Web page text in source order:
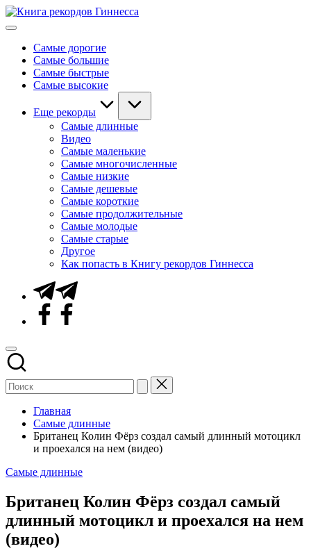
Перейти
к
Мировые
ГиннессаСамые дорогие
Самые большие
Самые быстрые
Самые высокие
Еще рекорды
Самые длинные
Видео
Самые маленькие
Самые многочисленные
Самые низкие
Самые дешевые
Самые короткие
Самые продолжительные
Самые молодые
Самые старые
Другое
Как попасть в Книгу рекордов Гиннесса
Telegram
Facebook
Главная
Самые длинные
Британец Колин Фёрз создал самый длинный мотоцикл
и проехался на нем (видео)
Опубликовано
Самые длинные
Британец Колин Фёрз создал самый
длинный мотоцикл и проехался на нем
(видео)